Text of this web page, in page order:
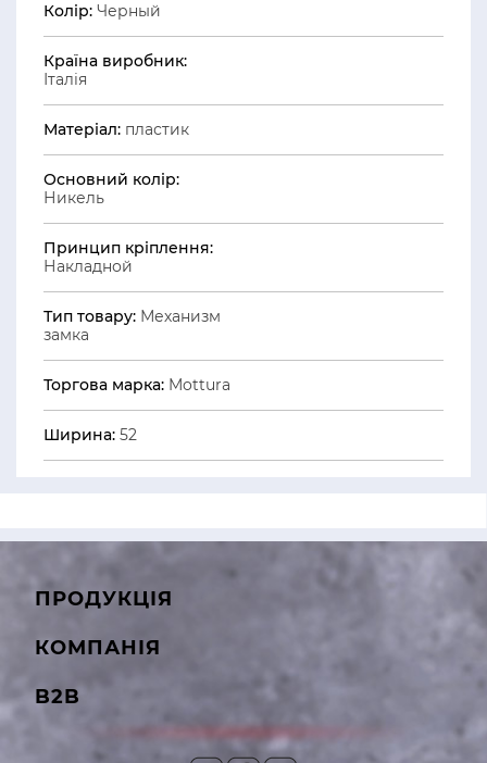
Колір: Черный
Країна виробник:
Італія
Матеріал: пластик
Основний колір:
Никель
Принцип кріплення:
Накладной
Тип товару: Механизм
замка
Торгова марка: Mottura
Ширина: 52
ПРОДУКЦІЯ
КОМПАНІЯ
B2B